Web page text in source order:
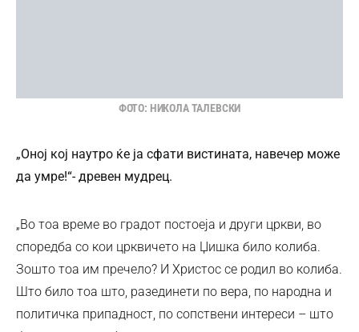
ФОТО: НИКОЛА ТАЛЕВСКИ
„Оној кој наутро ќе ја сфати вистината, навечер може
да умре!“- древен мудрец.
„Во тоа време во градот постоеја и други цркви, во
споредба со кои црквичето на Џишка било колиба.
Зошто тоа им пречело? И Христос се родил во колиба.
Што било тоа што, разединети по вера, по народна и
политичка припадност, по сопствени интереси – што